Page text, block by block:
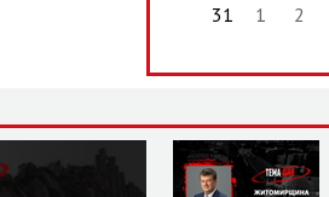
31
1 2